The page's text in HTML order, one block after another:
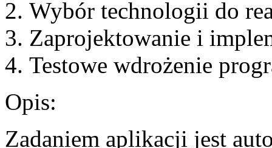
Wybór technologii do
Zaprojektowanie i
Testowe wdrożenie
Opis:
Zadaniem aplikacji jest